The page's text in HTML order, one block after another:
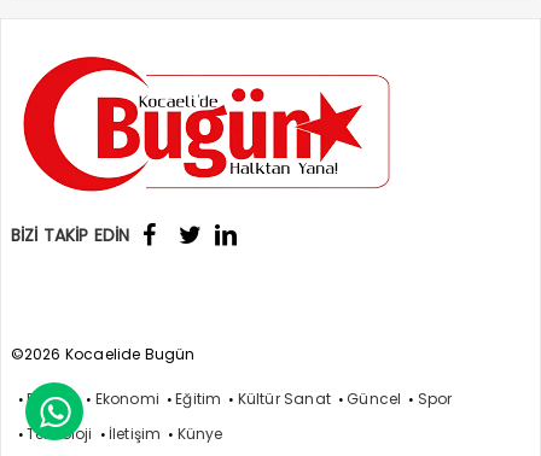
BİZİ TAKİP EDİN
©2026 Kocaelide Bugün
Politika Ekonomi Eğitim Kültür Sanat Güncel
Spor
Teknoloji
İletişim Künye
